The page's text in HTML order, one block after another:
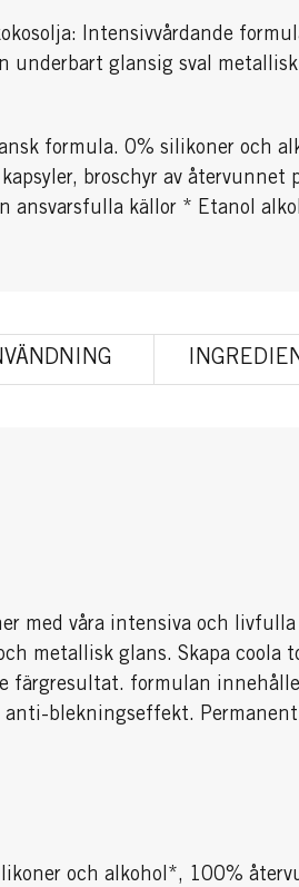
Intensivvårdande
underbart glansig sval
formula. 0% silikoner och
broschyr av återvunnet
ansvarsfulla källor * Etanol
med våra intensiva och
metallisk glans. Skapa coola
formulan
blekningseffekt.
och alkohol*, 100%